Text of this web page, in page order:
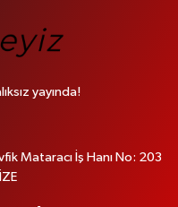
yayında!
Mataracı İş Hanı No: 203